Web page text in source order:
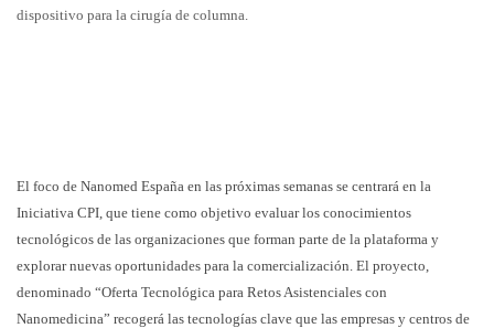
dispositivo para la cirugía de columna.
El foco de Nanomed España en las próximas semanas se centrará en la
Iniciativa CPI, que tiene como objetivo evaluar los conocimientos
tecnológicos de las organizaciones que forman parte de la plataforma y
explorar nuevas oportunidades para la comercialización. El proyecto,
denominado “Oferta Tecnológica para Retos Asistenciales con
Nanomedicina” recogerá las tecnologías clave que las empresas y centros de